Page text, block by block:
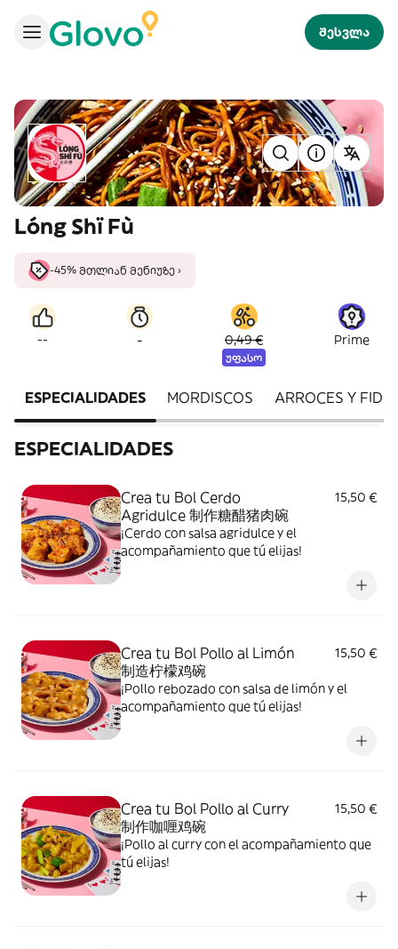
შესვლა
Lóng Shï Fù
-45% მთლიან მენიუზე ›
-- - 0,49 €
უფასო
Prime
ESPECIALIDADES MORDISCOS ARROCES Y
ESPECIALIDADES
Crea tu Bol Cerdo
Agridulce 制作糖醋猪肉碗
15,50 €
¡Cerdo con salsa agridulce y el
acompañamiento que tú elijas!
Crea tu Bol Pollo al Limón
制造柠檬鸡碗
15,50 €
¡Pollo rebozado con salsa de limón y el
acompañamiento que tú elijas!
Crea tu Bol Pollo al Curry
制作咖喱鸡碗
15,50 €
¡Pollo al curry con el acompañamiento que
tú elijas!